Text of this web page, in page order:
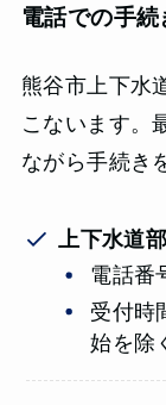
電話での手続
熊谷市上下水
こないます。
ながら手続き
上下水道部
電話番
受付時
始を除